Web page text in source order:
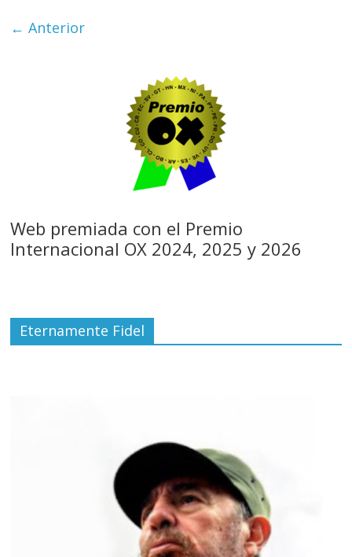
← Anterior
Web premiada con el Premio
Internacional OX 2024, 2025 y 2026
Eternamente Fidel